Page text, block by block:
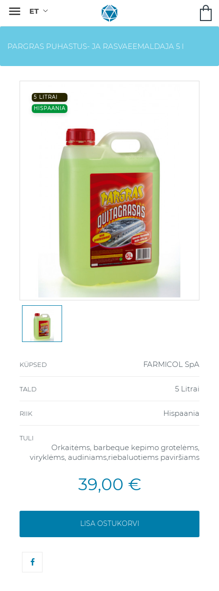

PARGRAS PUHASTUS- JA RASVAEEMALDAJA 5 l
5 LITRAI
HISPAANIA
KÜPSED FARMICOL SpA
TALD 5 Litrai
RIIK Hispaania
TULI
Orkaitėms, barbeque kepimo grotelėms,
viryklėms, audiniams,riebaluotiems paviršiams
39,00 €
LISA OSTUKORVI